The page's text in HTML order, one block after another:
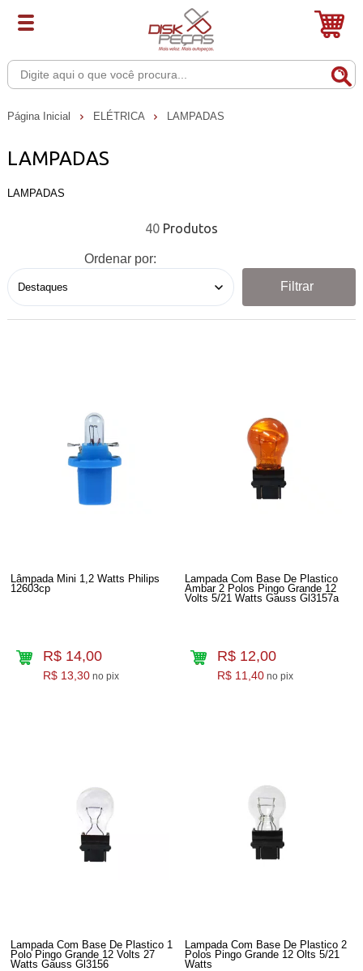
Página Inicial ELÉTRICA LAMPADAS
LAMPADAS
LAMPADAS
40
Ordenar por:
Filtrar
Lâmpada Mini 1,2 Watts Philips
12603cp
R$ 14,00
R$ 13,30 no pix
Lampada Com Base De Plastico
Ambar 2 Polos Pingo Grande 12
Volts 5/21 Watts Gauss Gl3157a
R$ 12,00
R$ 11,40 no pix
Lampada Com Base De Plastico 1
Polo Pingo Grande 12 Volts 27
Watts Gauss Gl3156
Lampada Com Base De Plastico 2
Polos Pingo Grande 12 Olts 5/21
Watts